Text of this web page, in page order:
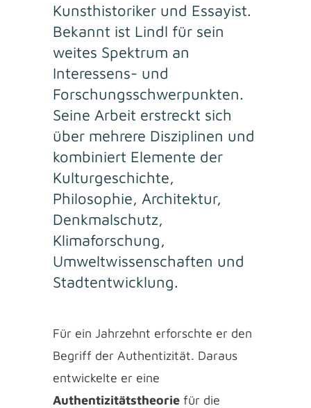
Kunsthistoriker und Essayist.
Bekannt ist Lindl für sein
weites Spektrum an
Interessens- und
Forschungsschwerpunkten.
Seine Arbeit erstreckt sich
über mehrere Disziplinen und
kombiniert Elemente der
Kulturgeschichte,
Philosophie, Architektur,
Denkmalschutz,
Klimaforschung,
Umweltwissenschaften und
Stadtentwicklung.
Für ein Jahrzehnt erforschte er den
Begriff der Authentizität. Daraus
entwickelte er eine
Authentizitätstheorie für die